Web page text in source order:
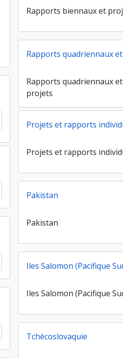
Rapports biennaux et
Rapports quadriennaux
Rapports quadriennaux et
projets
Ajouter au presse-papier
Projets et rapports
Projets et rapports
Ajouter au presse-papier
Pakistan
Pakistan
Ajouter au presse-papier
Iles Salomon (Pacifique
Iles Salomon (Pacifique
Ajouter au presse-papier
Tchécoslovaquie